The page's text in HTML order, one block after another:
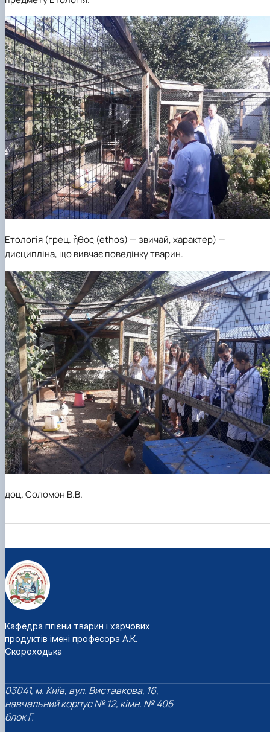
Етологія (грец. ἦθος (ethos) — звичай, характер) —
дисципліна, що вивчає поведінку тварин.
доц. Соломон В.В.
Кафедра гігієни тварин і харчових
продуктів імені професора А.К.
Скороходька
03041, м. Київ, вул. Виставкова, 16,
навчальний корпус № 12, кімн. № 405
блок Г.